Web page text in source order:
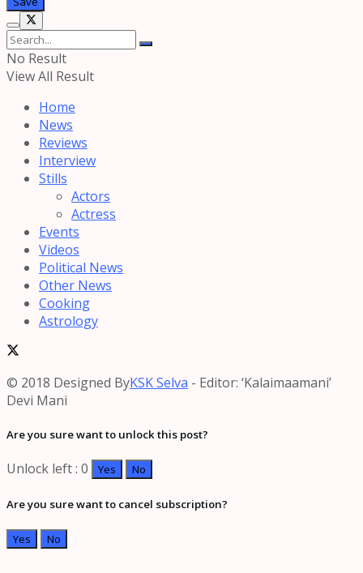
No Result
View All Result
Home
News
Reviews
Interview
Stills
Actors
Actress
Events
Videos
Political News
Other News
Cooking
Astrology
© 2018 Designed ByKSK Selva - Editor: ‘Kalaimaamani’
Devi Mani
Are you sure want to unlock this post?
Unlock left : 0 Yes No
Are you sure want to cancel subscription?
Yes No